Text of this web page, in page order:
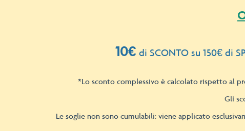
10€ di SCONTO su 150€ di
*Lo sconto complessivo è calcolato rispetto al
Gli
Le soglie non sono cumulabili: viene applicato